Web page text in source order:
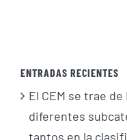
ENTRADAS RECIENTES
El CEM se trae
diferentes
tantos en la